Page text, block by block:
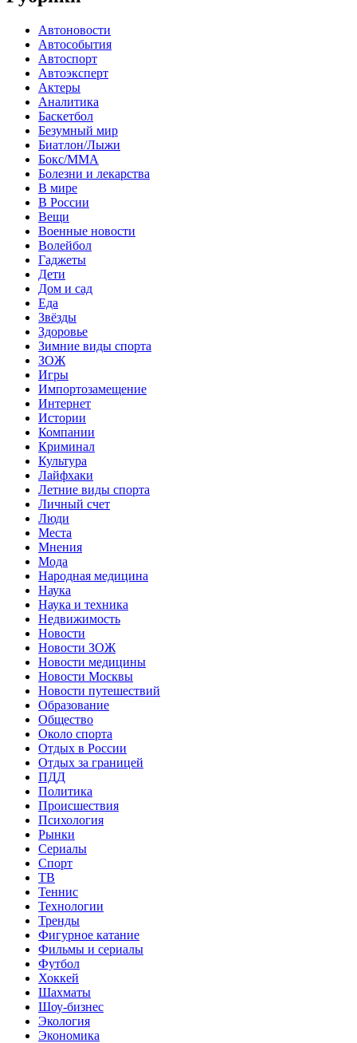
Автоновости
Автособытия
Автоспорт
Автоэксперт
Актеры
Аналитика
Баскетбол
Безумный мир
Биатлон/Лыжи
Бокс/MMA
Болезни и лекарства
В мире
В России
Вещи
Военные новости
Волейбол
Гаджеты
Дети
Дом и сад
Еда
Звёзды
Здоровье
Зимние виды спорта
ЗОЖ
Игры
Импортозамещение
Интернет
Истории
Компании
Криминал
Культура
Лайфхаки
Летние виды спорта
Личный счет
Люди
Места
Мнения
Мода
Народная медицина
Наука
Наука и техника
Недвижимость
Новости
Новости ЗОЖ
Новости медицины
Новости Москвы
Новости путешествий
Образование
Общество
Около спорта
Отдых в России
Отдых за границей
ПДД
Политика
Происшествия
Психология
Рынки
Сериалы
Спорт
ТВ
Теннис
Технологии
Тренды
Фигурное катание
Фильмы и сериалы
Футбол
Хоккей
Шахматы
Шоу-бизнес
Экология
Экономика